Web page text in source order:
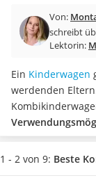
Laufrad
Kinderschubkarre
Kinderuhr
Babyphone
Treppenschutzgitter
Kindersitz ab 4
Kinderroller 3 Räder
Ferngesteuertes Auto
Von:
schreibt
Lektorin:
Ein Kinderwagen
werdenden
jedoch eine
federn
1 - 2 von 9: Beste